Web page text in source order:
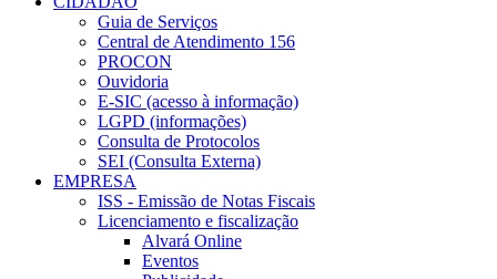
Guia de Serviços
Central de Atendimento 156
PROCON
Ouvidoria
E-SIC (acesso à informação)
LGPD (informações)
Consulta de Protocolos
SEI (Consulta Externa)
EMPRESA
ISS - Emissão de Notas Fiscais
Licenciamento e fiscalização
Alvará Online
Eventos